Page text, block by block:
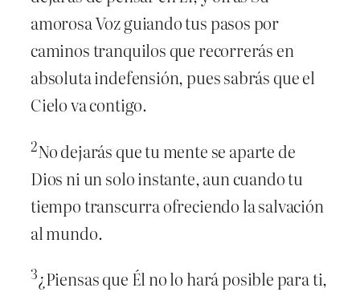
amorosa Voz guiando tus pasos por
caminos tranquilos que recorrerás en
absoluta indefensión, pues sabrás que el
Cielo va contigo.
2No dejarás que tu mente se aparte de
Dios ni un solo instante, aun cuando tu
tiempo transcurra ofreciendo la salvación
al mundo.
3¿Piensas que Él no lo hará posible para ti,